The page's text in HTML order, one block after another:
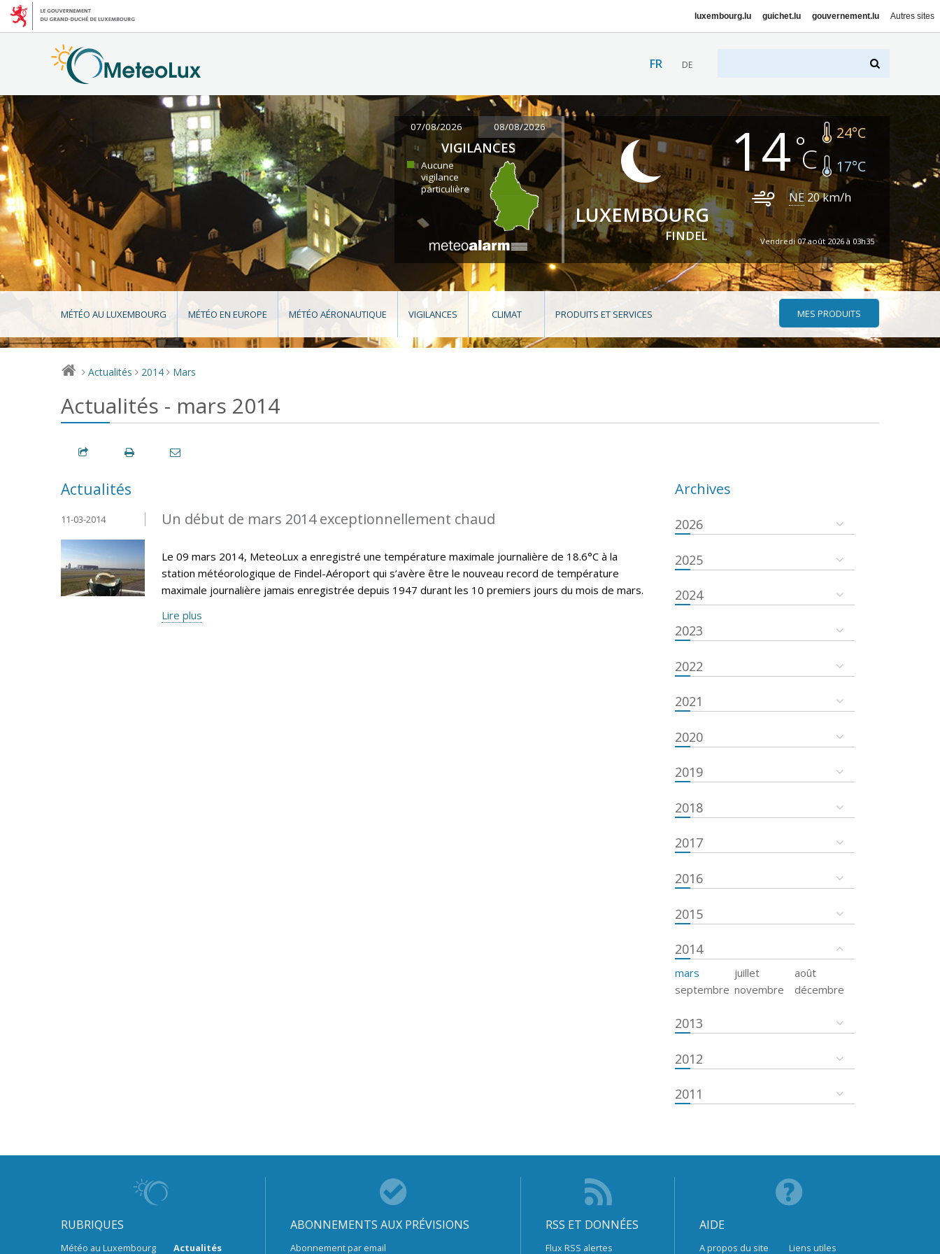
luxembourg.lu guichet.lu gouvernement.lu Autres sites
FR DE
07/08/2026 08/08/2026
VIGILANCES
Aucune
vigilance
particulière
LUXEMBOURG
FINDEL
14 24°C
17°C
NE 20km/h
Vendredi 07 août 2026 à 03h35
MÉTÉO AU LUXEMBOURG MÉTÉO EN EUROPE MÉTÉO AÉRONAUTIQUE VIGILANCES CLIMAT PRODUITS ET SERVICES MES PRODUITS
> Actualités > 2014 > Mars
Actualités - mars 2014
Actualités
Un début de mars 2014 exceptionnellement chaud
11-03-2014
Le 09 mars 2014, MeteoLux a enregistré une température maximale journalière de 18.6°C à la
station météorologique de Findel-Aéroport qui s’avère être le nouveau record de température
maximale journalière jamais enregistrée depuis 1947 durant les 10 premiers jours du mois de mars.
Lire plus
Archives
2026
2025
2024
2023
2022
2021
2020
2019
2018
2017
2016
2015
2014
mars juillet
août
septembre novembre décembre
2013
2012
2011
RUBRIQUES
Météo au Luxembourg Actualités
ABONNEMENTS AUX PRÉVISIONS
Abonnement par email
RSS ET DONNÉES
Flux RSS alertes
AIDE
A propos du site Liens utiles